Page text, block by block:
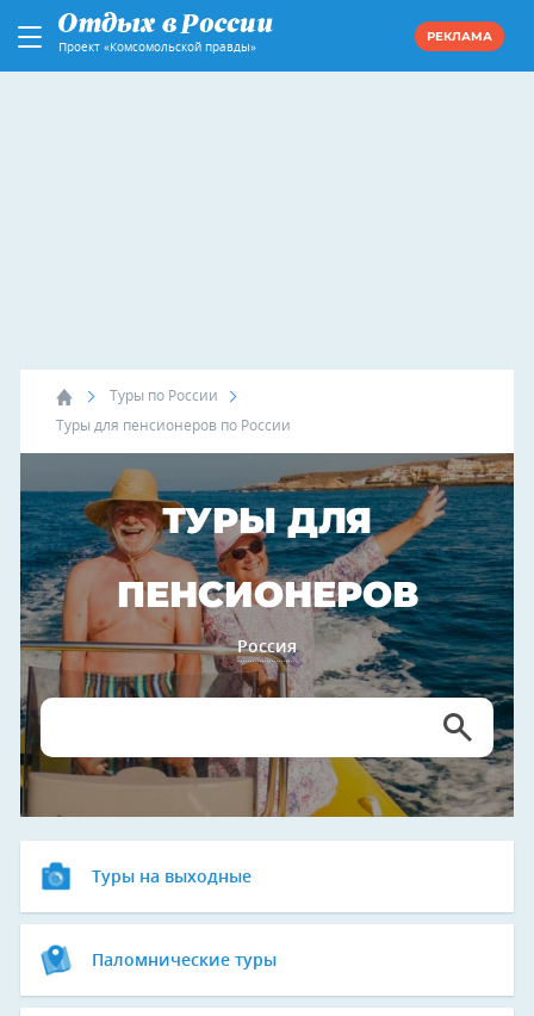
Проект «Комсомольской правды»
РЕКЛАМА
Туры по России
Туры для пенсионеров по России
ТУРЫ ДЛЯ
ПЕНСИОНЕРОВ
Россия
Туры на выходные
Паломнические туры